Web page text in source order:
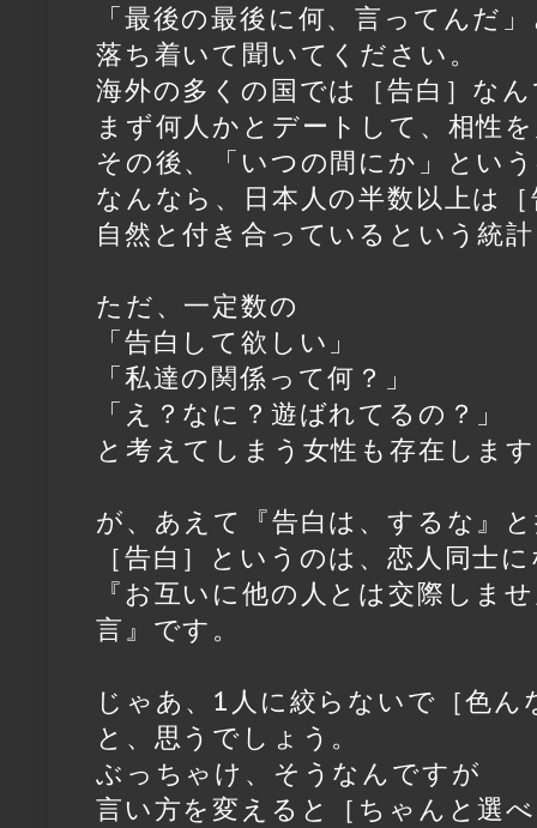
「最後の最後に何、言ってんだ
落ち着いて聞いてください。
海外の多くの国では［告白］な
まず何人かとデートして、相性
その後、「いつの間にか」とい
なんなら、日本人の半数以上は
自然と付き合っているという統
ただ、一定数の
「告白して欲しい」
「私達の関係って何？」
「え？なに？遊ばれてるの？」
と考えてしまう女性も存在しま
が、あえて『告白は、するな』
［告白］というのは、恋人同士
『お互いに他の人とは交際しま
言』です。
じゃあ、1人に絞らないで［色
と、思うでしょう。
ぶっちゃけ、そうなんですが
言い方を変えると［ちゃんと選